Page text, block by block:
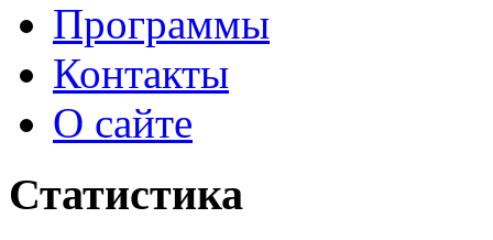
Программы
Контакты
О сайте
Статистика